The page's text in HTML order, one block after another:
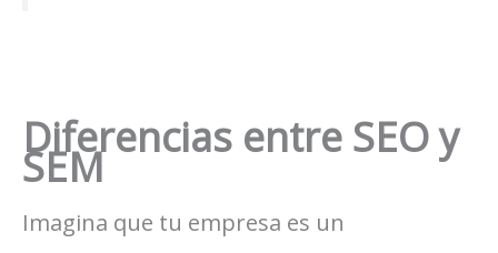
Diferencias entre SEO y
SEM
Imagina que tu empresa es un